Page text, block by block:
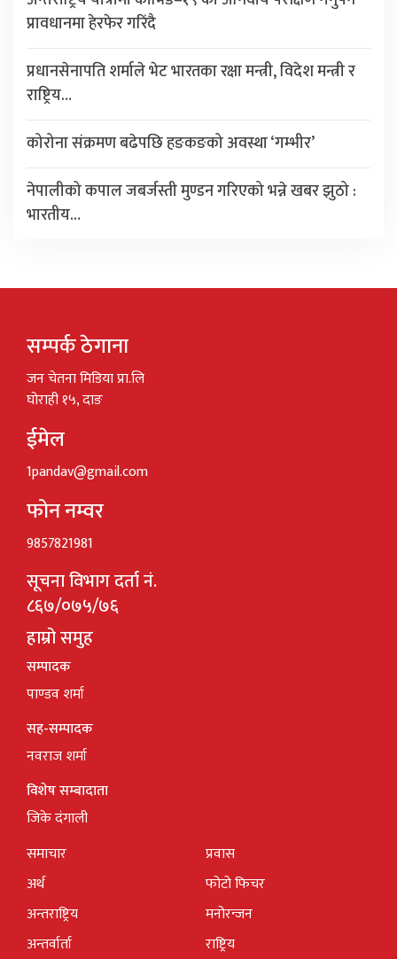
प्रावधानमा हेरफेर गरिंदै
प्रधानसेनापति शर्माले भेट भारतका रक्षा मन्त्री, विदेश मन्त्री र
राष्ट्रिय…
कोरोना संक्रमण बढेपछि हङकङको अवस्था ‘गम्भीर’
नेपालीको कपाल जबर्जस्ती मुण्डन गरिएको भन्ने खबर झुठो :
भारतीय…
सम्पर्क ठेगाना
जन चेतना मिडिया प्रा.लि
घोराही १५, दाङ
ईमेल
1pandav@gmail.com
फोन नम्वर
9857821981
सूचना विभाग दर्ता नं.
८६७/०७५/७६
हाम्रो समुह
सम्पादक
पाण्डव शर्मा
सह-सम्पादक
नवराज शर्मा
विशेष सम्बादाता
जिके दंगाली
समाचार
अर्थ
अन्तराष्ट्रिय
अन्तर्वार्ता
प्रवास
फोटो फिचर
मनोरन्जन
राष्ट्रिय